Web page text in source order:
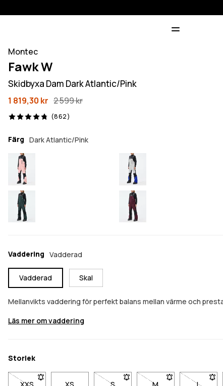
Montec
Fawk W
Skidbyxa Dam Dark Atlantic/Pink
1 819,30 kr 2 599 kr
(862)
862 recensioner, 4.8/5
Färg Dark Atlantic/Pink
Vaddering Vadderad
Vadderad Skal
Mellanvikts vaddering för perfekt balans mellan värme och
Läs mer om vaddering
Storlek